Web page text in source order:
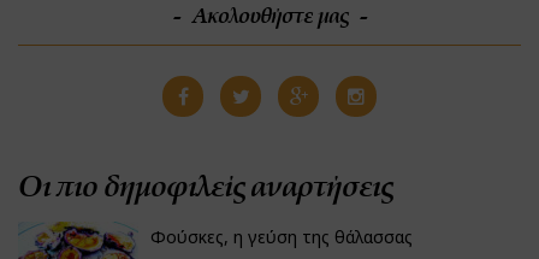
Ακολουθήστε μας
Οι πιο δημοφιλείς αναρτήσεις
Φούσκες, η γεύση της θάλασσας